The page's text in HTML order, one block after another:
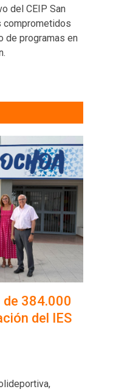
del CEIP San
comprometidos
de programas en
384.000
del IES